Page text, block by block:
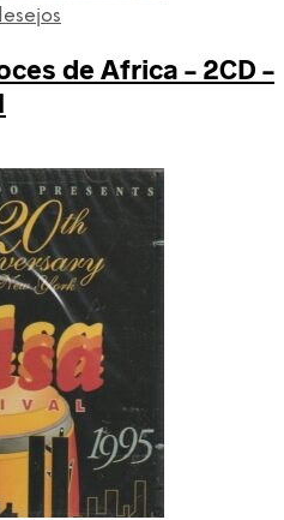
de Africa – 2CD –